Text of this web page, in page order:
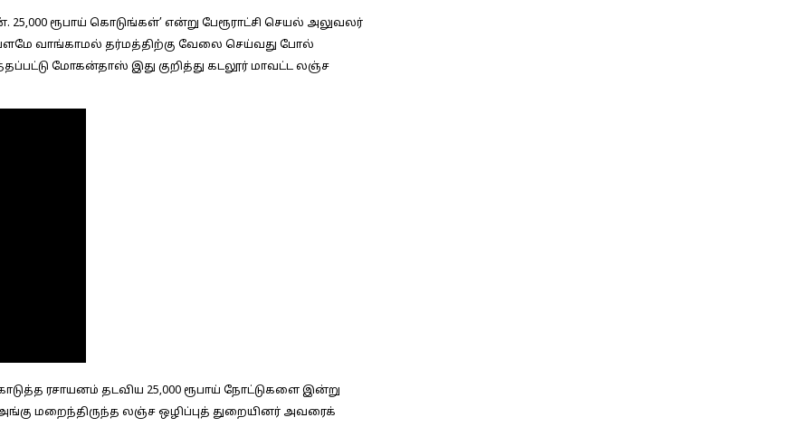
ரூபாய் கொடுங்கள்’ என்று பேரூராட்சி செயல் அலுவலர்
வாங்காமல் தர்மத்திற்கு வேலை செய்வது போல்
மோகன்தாஸ் இது குறித்து கடலூர் மாவட்ட லஞ்ச
ரசாயனம் தடவிய 25,000 ரூபாய் நோட்டுகளை இன்று
மறைந்திருந்த லஞ்ச ஒழிப்புத் துறையினர் அவரைக்